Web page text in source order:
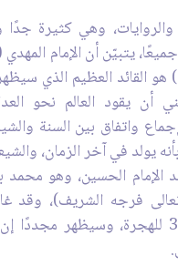
وهي كثيرة
يتبيّن أن الإمام
القائد العظيم الذي
أن يقود العالم نحو
واتفاق بين السنة
يولد في آخر الزمان،
الإمام الحسين، وهو
فرجه الشريف)، وقد
الكبرى في سنة 329 للهجرة، وسيظهر